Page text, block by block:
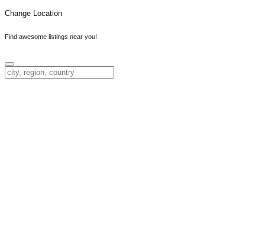
Change Location
Find awesome listings near you!
Change Location